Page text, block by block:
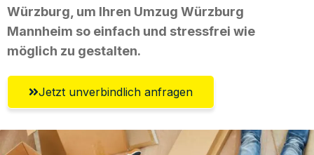
Würzburg, um Ihren Umzug Würzburg
Mannheim so einfach und stressfrei wie
möglich zu gestalten.
Jetzt unverbindlich anfragen